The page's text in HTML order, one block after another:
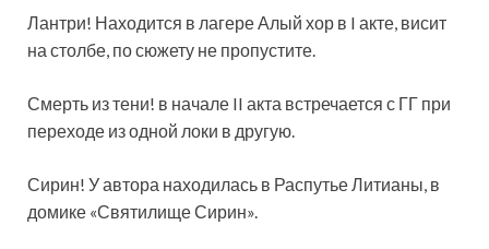
Лантри! Находится в лагере Алый хор в I акте, висит
на столбе, по сюжету не пропустите.
Смерть из тени! в начале II акта встречается с ГГ при
переходе из одной локи в другую.
Сирин! У автора находилась в Распутье Литианы, в
домике «Святилище Сирин».